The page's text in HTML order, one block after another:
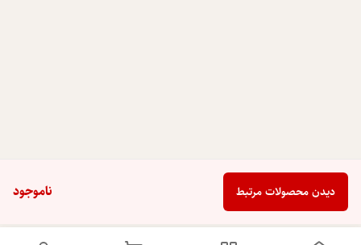
ناموجود دیدن محصولات مرتبط